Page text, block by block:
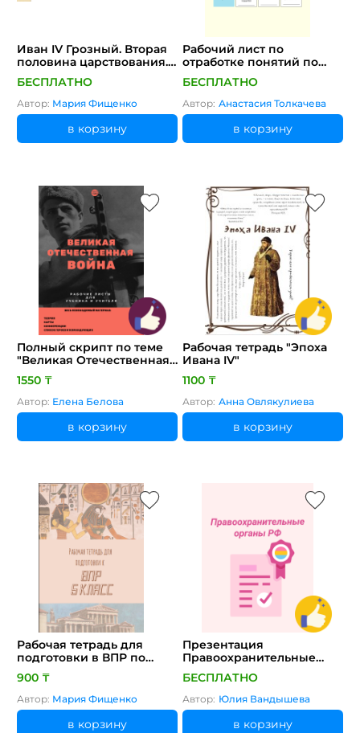
Иван IV Грозный. Вторая
половина царствования.
1565-1584
БЕСПЛАТНО
Автор: Мария Фищенко
в корзину
Рабочий лист по
отработке понятий по
обществознанию
БЕСПЛАТНО
Автор: Анастасия Толкачева
в корзину
Полный скрипт по теме
"Великая Отечественная
война" в комплекте для
ученика (с разделами для
заполнения) и учителя
1550 ₸
Автор: Елена Белова
в корзину
Рабочая тетрадь "Эпоха
Ивана IV"
1100 ₸
Автор: Анна Овлякулиева
в корзину
Рабочая тетрадь для
подготовки в ВПР по
истории 5 класс.
900 ₸
Автор: Мария Фищенко
в корзину
Презентация
Правоохранительные
органы РФ
БЕСПЛАТНО
Автор: Юлия Вандышева
в корзину